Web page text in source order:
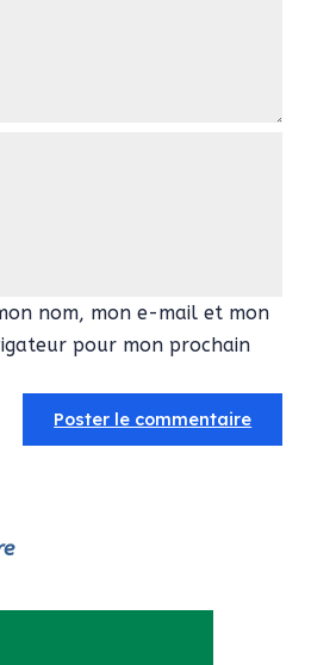
nom, mon e-mail et mon
pour mon prochain